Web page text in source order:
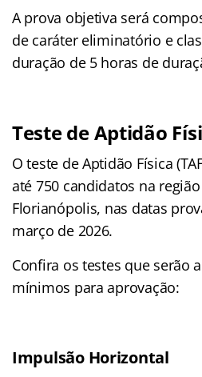
A prova objetiva será
de caráter eliminatório e
duração de 5 horas de
Teste de Aptidão
O teste de Aptidão Física
até 750 candidatos na
Florianópolis, nas datas
março de 2026.
Confira os testes que serão
mínimos para aprovação:
Impulsão Horizontal